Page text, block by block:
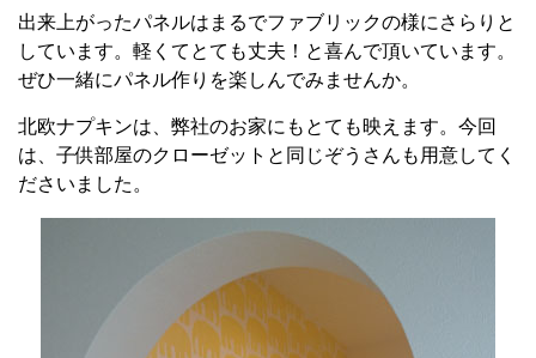
出来上がったパネルはまるでファブリックの様にさらりと
しています。軽くてとても丈夫！と喜んで頂いています。
ぜひ一緒にパネル作りを楽しんでみませんか。
北欧ナプキンは、弊社のお家にもとても映えます。今回
は、子供部屋のクローゼットと同じぞうさんも用意してく
ださいました。